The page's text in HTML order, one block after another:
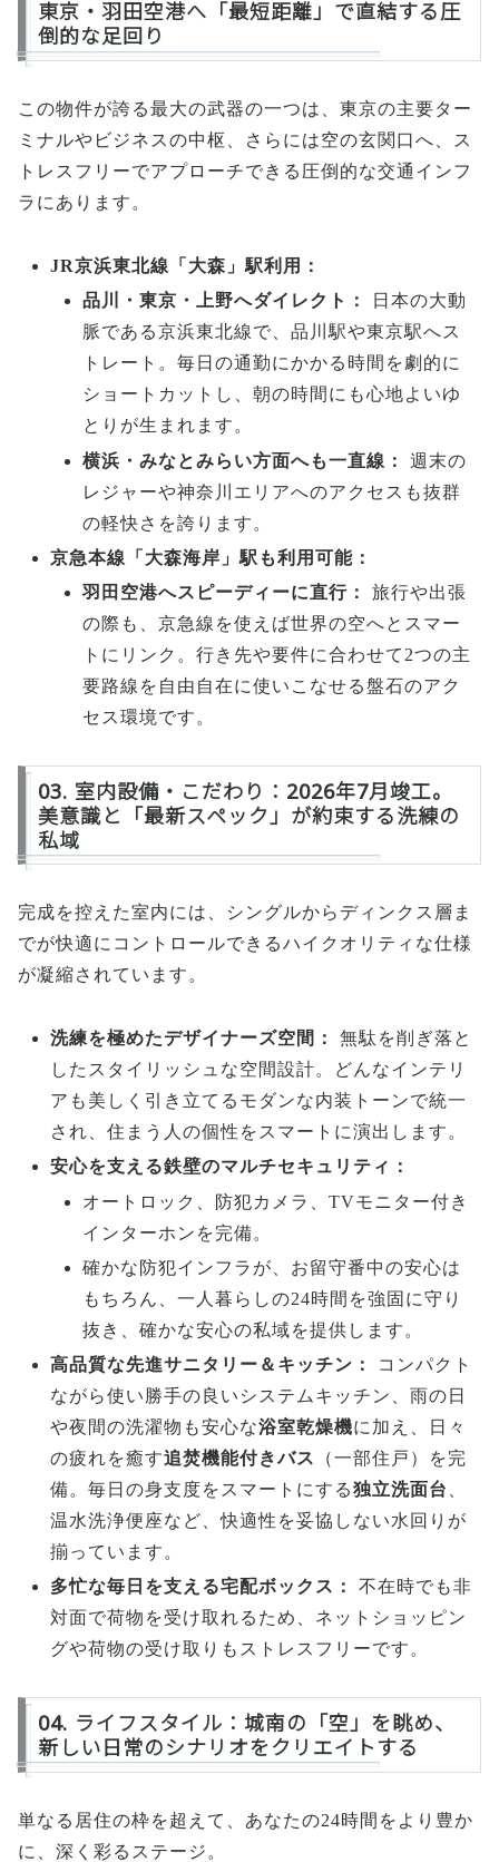
東京・羽田空港へ「最短距離」で直結する圧
倒的な足回り
この物件が誇る最大の武器の一つは、東京の主要ター
ミナルやビジネスの中枢、さらには空の玄関口へ、ス
トレスフリーでアプローチできる圧倒的な交通インフ
ラにあります。
JR京浜東北線「大森」駅利用：
品川・東京・上野へダイレクト：
日本の大動
脈である京浜東北線で、品川駅や東京駅へス
トレート。毎日の通勤にかかる時間を劇的に
ショートカットし、朝の時間にも心地よいゆ
とりが生まれます。
横浜・みなとみらい方面へも一直線：
週末の
レジャーや神奈川エリアへのアクセスも抜群
の軽快さを誇ります。
京急本線「大森海岸」駅も利用可能：
羽田空港へスピーディーに直行：
旅行や出張
の際も、京急線を使えば世界の空へとスマー
トにリンク。行き先や要件に合わせて2つの主
要路線を自由自在に使いこなせる盤石のアク
セス環境です。
03. 室内設備・こだわり：2026年7月竣工。
美意識と「最新スペック」が約束する洗練の
私域
完成を控えた室内には、シングルからディンクス層ま
でが快適にコントロールできるハイクオリティな仕様
が凝縮されています。
洗練を極めたデザイナーズ空間：
無駄を削ぎ落と
したスタイリッシュな空間設計。どんなインテリ
アも美しく引き立てるモダンな内装トーンで統一
され、住まう人の個性をスマートに演出します。
安心を支える鉄壁のマルチセキュリティ：
オートロック、防犯カメラ、TVモニター付き
インターホンを完備。
確かな防犯インフラが、お留守番中の安心は
もちろん、一人暮らしの24時間を強固に守り
抜き、確かな安心の私域を提供します。
高品質な先進サニタリー＆キッチン：
コンパクト
ながら使い勝手の良いシステムキッチン、雨の日
や夜間の洗濯物も安心な浴室乾燥機に加え、日々
の疲れを癒す追焚機能付きバス
（一部住戸）を完
備。毎日の身支度をスマートにする独立洗面台
温水洗浄便座など、快適性を妥協しない水回りが
揃っています。
多忙な毎日を支える宅配ボックス：
不在時でも非
対面で荷物を受け取れるため、ネットショッピン
グや荷物の受け取りもストレスフリーです。
04. ライフスタイル：城南の「空」を眺め、
新しい日常のシナリオをクリエイトする
単なる居住の枠を超えて、あなたの24時間をより豊か
に、深く彩るステージ。